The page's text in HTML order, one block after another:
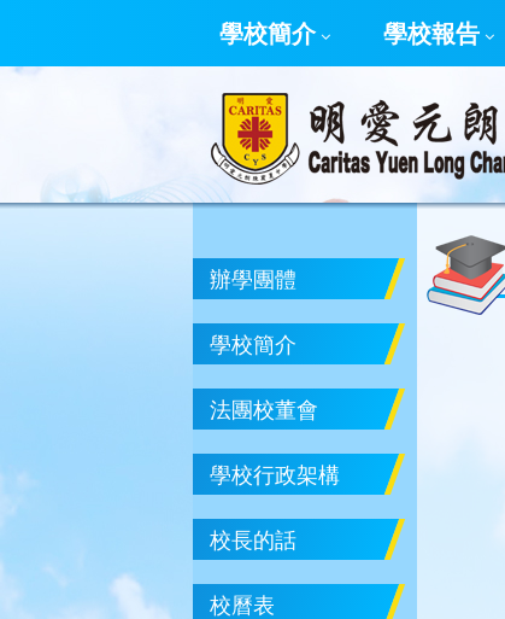
學校簡介 學校報告
辦學團體
學校簡介
法團校董會
學校行政架構
校長的話
校曆表